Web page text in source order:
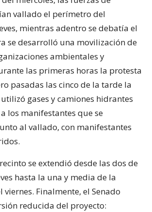
vallado el perímetro del
mientras adentro se debatía el
se desarrolló una movilización de
ambientales y
las primeras horas la protesta
pasadas las cinco de la tarde la
gases y camiones hidrantes
los manifestantes que se
al vallado, con manifestantes
se extendió desde las dos de
hasta la una y media de la
Finalmente, el Senado
reducida del proyecto: